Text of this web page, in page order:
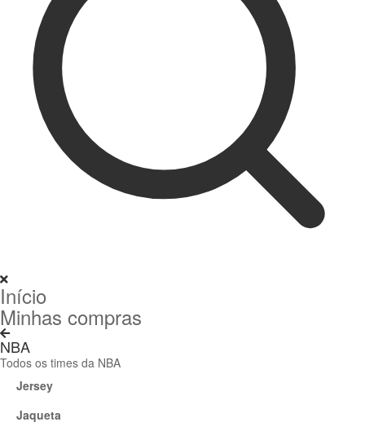
Início
Minhas compras
NBA
Todos os times da NBA
Jersey
Jaqueta